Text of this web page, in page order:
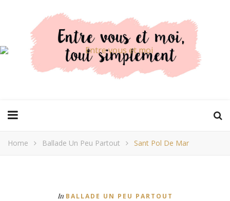
Home Ballade Un Peu Partout Sant Pol De Mar
In BALLADE UN PEU PARTOUT